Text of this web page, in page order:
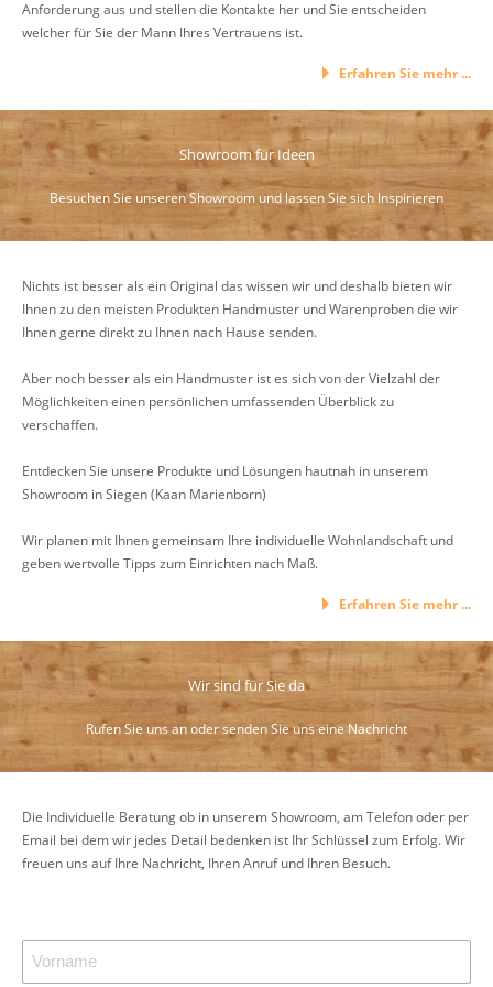
Anforderung aus und stellen die Kontakte her und Sie entscheiden
welcher für Sie der Mann Ihres Vertrauens ist.
Erfahren Sie mehr ...
Showroom für Ideen
Besuchen Sie unseren Showroom und lassen Sie sich Inspirieren
Nichts ist besser als ein Original das wissen wir und deshalb bieten wir
Ihnen zu den meisten Produkten Handmuster und Warenproben die wir
Ihnen gerne direkt zu Ihnen nach Hause senden.
Aber noch besser als ein Handmuster ist es sich von der Vielzahl der
Möglichkeiten einen persönlichen umfassenden Überblick zu
verschaffen.
Entdecken Sie unsere Produkte und Lösungen hautnah in unserem
Showroom in Siegen (Kaan Marienborn)
Wir planen mit Ihnen gemeinsam Ihre individuelle Wohnlandschaft und
geben wertvolle Tipps zum Einrichten nach Maß.
Erfahren Sie mehr ...
Wir sind für Sie da
Rufen Sie uns an oder senden Sie uns eine Nachricht
Die Individuelle Beratung ob in unserem Showroom, am Telefon oder per
Email bei dem wir jedes Detail bedenken ist Ihr Schlüssel zum Erfolg. Wir
freuen uns auf Ihre Nachricht, Ihren Anruf und Ihren Besuch.